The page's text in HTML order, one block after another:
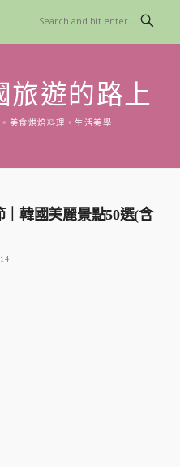
旅遊的路上
美食烘焙料理。生活美學
｜韓國美麗景點50選(含